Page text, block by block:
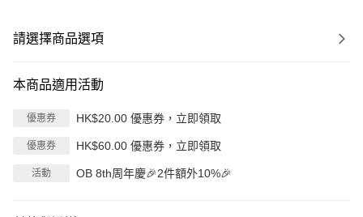
請選擇商品選項
本商品適用活動
優惠券 HK$20.00 優惠券，立即領取
優惠券 HK$60.00 優惠券，立即領取
活動 OB 8th周年慶🎉2件額外10%🎉